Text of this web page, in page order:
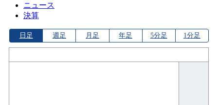
ニュース
決算
日足 週足 月足 年足 5分足 1分足